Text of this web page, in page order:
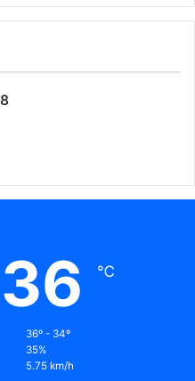
8
36 ℃
36º - 34º
35%
5.75 km/h